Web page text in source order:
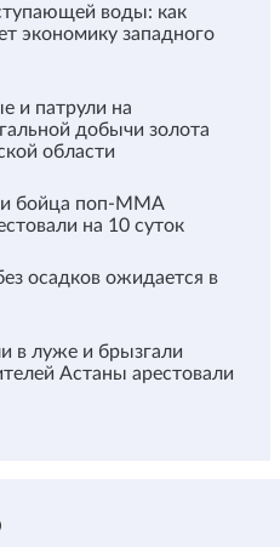
воды: как
экономику западного
и патрули на
добычи золота
области
и бойца поп-ММА
на 10 суток
осадков ожидается в
в луже и брызгали
Астаны арестовали